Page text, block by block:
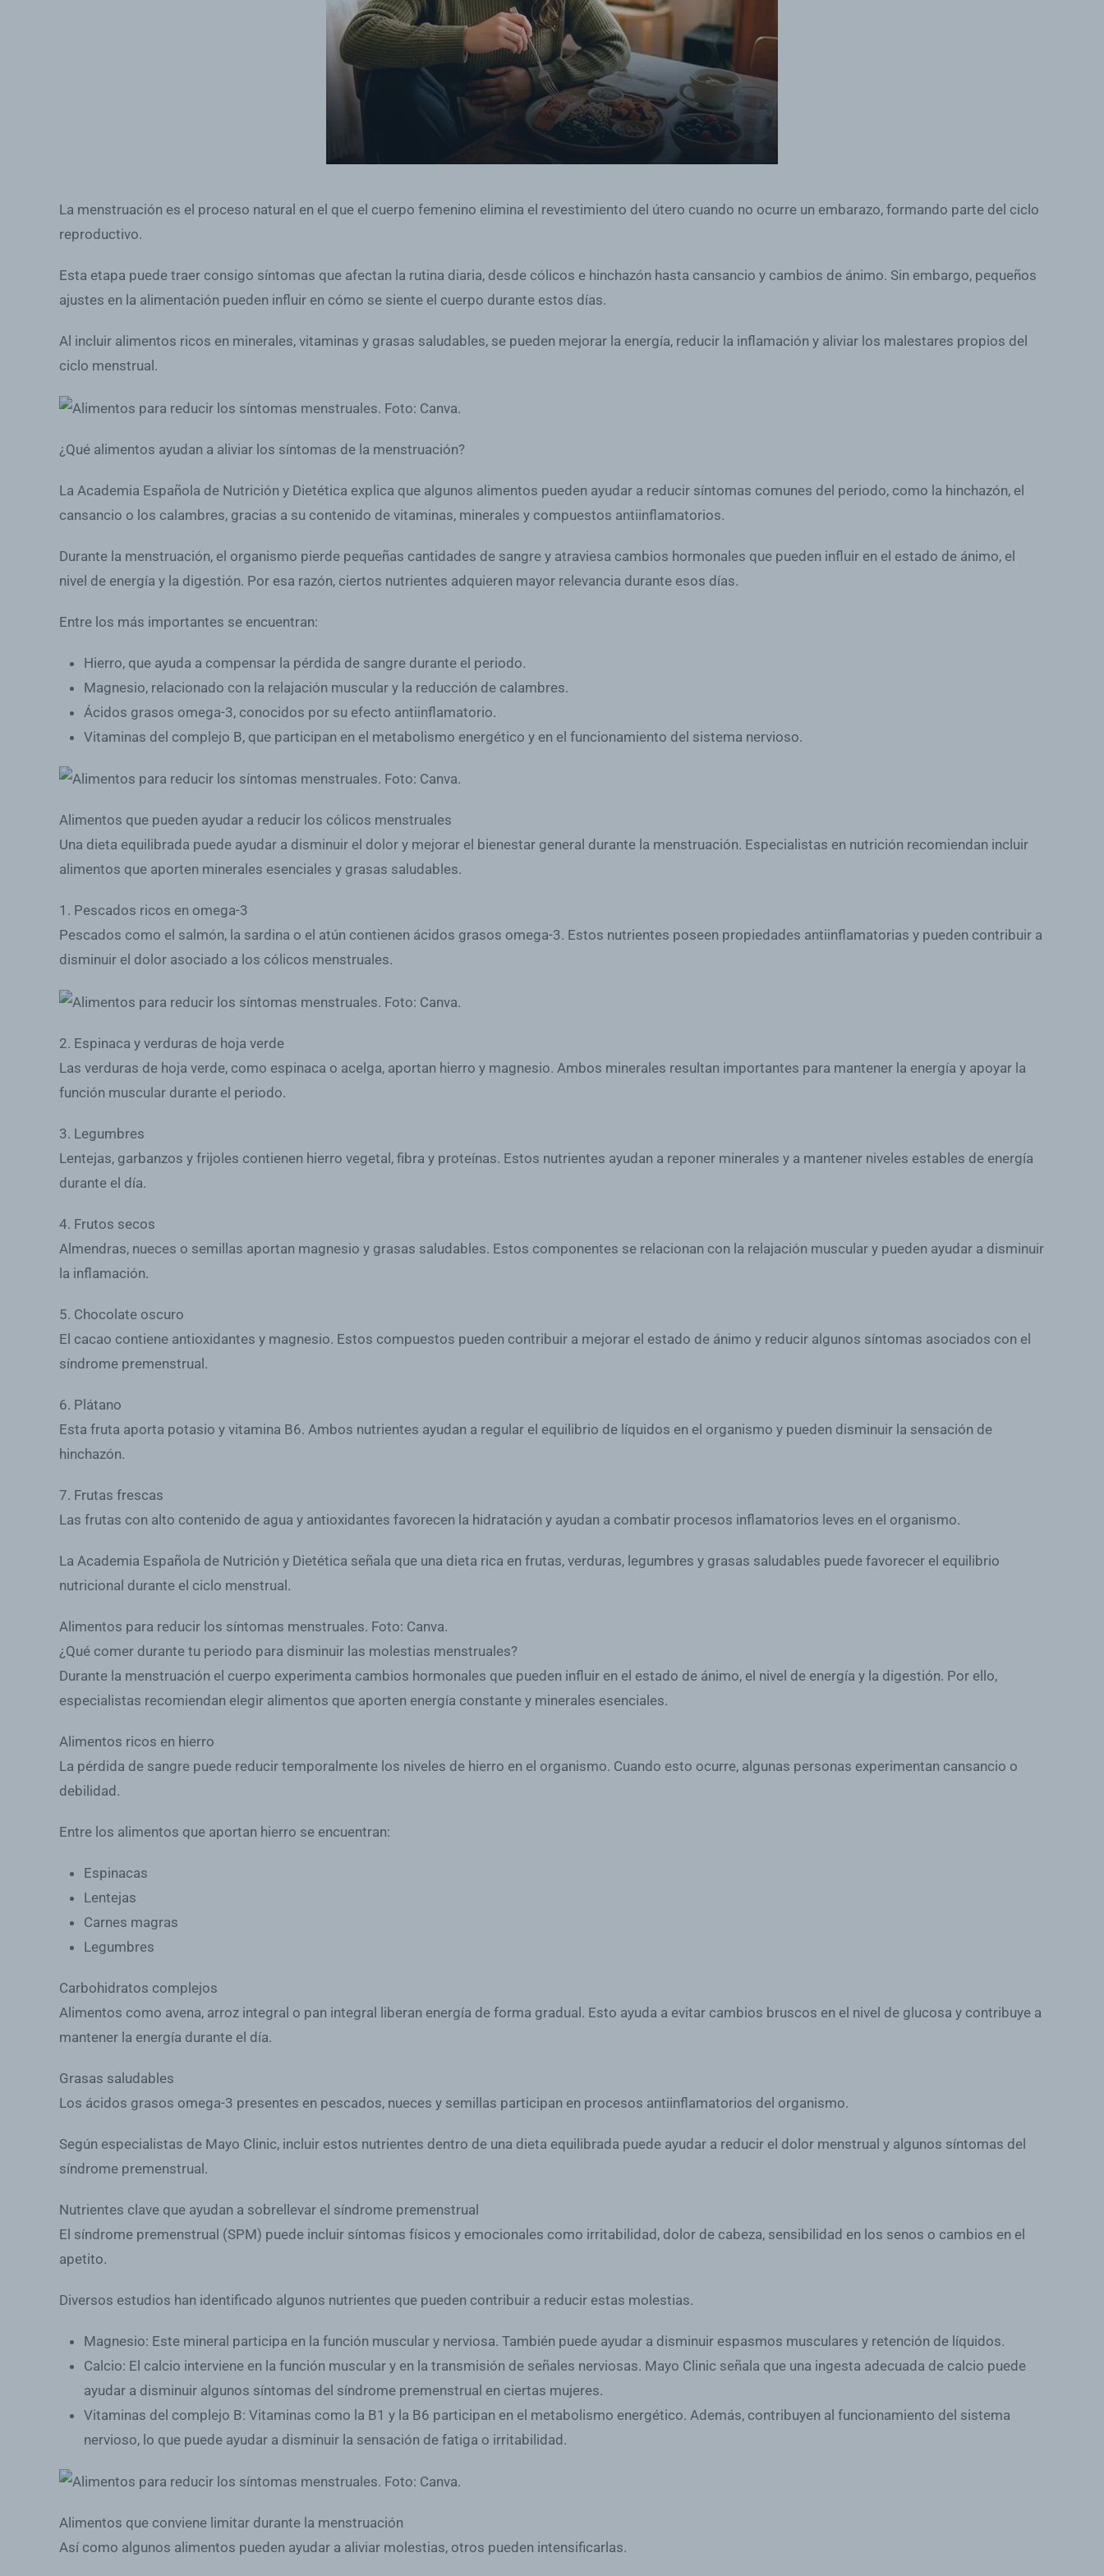
La menstruación es el proceso natural en el que el cuerpo femenino elimina el revestimiento del útero cuando no ocurre un embarazo, formando parte del ciclo
reproductivo.
Esta etapa puede traer consigo síntomas que afectan la rutina diaria, desde cólicos e hinchazón hasta cansancio y cambios de ánimo. Sin embargo, pequeños
ajustes en la alimentación pueden influir en cómo se siente el cuerpo durante estos días.
Al incluir alimentos ricos en minerales, vitaminas y grasas saludables, se pueden mejorar la energía, reducir la inflamación y aliviar los malestares propios del
ciclo menstrual.
¿Qué alimentos ayudan a aliviar los síntomas de la menstruación?
La Academia Española de Nutrición y Dietética explica que algunos alimentos pueden ayudar a reducir síntomas comunes del periodo, como la hinchazón, el
cansancio o los calambres, gracias a su contenido de vitaminas, minerales y compuestos antiinflamatorios.
Durante la menstruación, el organismo pierde pequeñas cantidades de sangre y atraviesa cambios hormonales que pueden influir en el estado de ánimo, el
nivel de energía y la digestión. Por esa razón, ciertos nutrientes adquieren mayor relevancia durante esos días.
Entre los más importantes se encuentran:
Hierro, que ayuda a compensar la pérdida de sangre durante el periodo.
Magnesio, relacionado con la relajación muscular y la reducción de calambres.
Ácidos grasos omega-3, conocidos por su efecto antiinflamatorio.
Vitaminas del complejo B, que participan en el metabolismo energético y en el funcionamiento del sistema nervioso.
Alimentos que pueden ayudar a reducir los cólicos menstruales
Una dieta equilibrada puede ayudar a disminuir el dolor y mejorar el bienestar general durante la menstruación. Especialistas en nutrición recomiendan incluir
alimentos que aporten minerales esenciales y grasas saludables.
1. Pescados ricos en omega-3
Pescados como el salmón, la sardina o el atún contienen ácidos grasos omega-3. Estos nutrientes poseen propiedades antiinflamatorias y pueden contribuir a
disminuir el dolor asociado a los cólicos menstruales.
2. Espinaca y verduras de hoja verde
Las verduras de hoja verde, como espinaca o acelga, aportan hierro y magnesio. Ambos minerales resultan importantes para mantener la energía y apoyar la
función muscular durante el periodo.
3. Legumbres
Lentejas, garbanzos y frijoles contienen hierro vegetal, fibra y proteínas. Estos nutrientes ayudan a reponer minerales y a mantener niveles estables de energía
durante el día.
4. Frutos secos
Almendras, nueces o semillas aportan magnesio y grasas saludables. Estos componentes se relacionan con la relajación muscular y pueden ayudar a disminuir
la inflamación.
5. Chocolate oscuro
El cacao contiene antioxidantes y magnesio. Estos compuestos pueden contribuir a mejorar el estado de ánimo y reducir algunos síntomas asociados con el
síndrome premenstrual.
6. Plátano
Esta fruta aporta potasio y vitamina B6. Ambos nutrientes ayudan a regular el equilibrio de líquidos en el organismo y pueden disminuir la sensación de
hinchazón.
7. Frutas frescas
Las frutas con alto contenido de agua y antioxidantes favorecen la hidratación y ayudan a combatir procesos inflamatorios leves en el organismo.
La Academia Española de Nutrición y Dietética señala que una dieta rica en frutas, verduras, legumbres y grasas saludables puede favorecer el equilibrio
nutricional durante el ciclo menstrual.
Alimentos para reducir los síntomas menstruales. Foto: Canva.
¿Qué comer durante tu periodo para disminuir las molestias menstruales?
Durante la menstruación el cuerpo experimenta cambios hormonales que pueden influir en el estado de ánimo, el nivel de energía y la digestión. Por ello,
especialistas recomiendan elegir alimentos que aporten energía constante y minerales esenciales.
Alimentos ricos en hierro
La pérdida de sangre puede reducir temporalmente los niveles de hierro en el organismo. Cuando esto ocurre, algunas personas experimentan cansancio o
debilidad.
Entre los alimentos que aportan hierro se encuentran:
Espinacas
Lentejas
Carnes magras
Legumbres
Carbohidratos complejos
Alimentos como avena, arroz integral o pan integral liberan energía de forma gradual. Esto ayuda a evitar cambios bruscos en el nivel de glucosa y contribuye a
mantener la energía durante el día.
Grasas saludables
Los ácidos grasos omega-3 presentes en pescados, nueces y semillas participan en procesos antiinflamatorios del organismo.
Según especialistas de Mayo Clinic, incluir estos nutrientes dentro de una dieta equilibrada puede ayudar a reducir el dolor menstrual y algunos síntomas del
síndrome premenstrual.
Nutrientes clave que ayudan a sobrellevar el síndrome premenstrual
El síndrome premenstrual (SPM) puede incluir síntomas físicos y emocionales como irritabilidad, dolor de cabeza, sensibilidad en los senos o cambios en el
apetito.
Diversos estudios han identificado algunos nutrientes que pueden contribuir a reducir estas molestias.
Magnesio: Este mineral participa en la función muscular y nerviosa. También puede ayudar a disminuir espasmos musculares y retención de líquidos.
Calcio: El calcio interviene en la función muscular y en la transmisión de señales nerviosas. Mayo Clinic señala que una ingesta adecuada de calcio puede
ayudar a disminuir algunos síntomas del síndrome premenstrual en ciertas mujeres.
Vitaminas del complejo B: Vitaminas como la B1 y la B6 participan en el metabolismo energético. Además, contribuyen al funcionamiento del sistema
nervioso, lo que puede ayudar a disminuir la sensación de fatiga o irritabilidad.
Alimentos que conviene limitar durante la menstruación
Así como algunos alimentos pueden ayudar a aliviar molestias, otros pueden intensificarlas.